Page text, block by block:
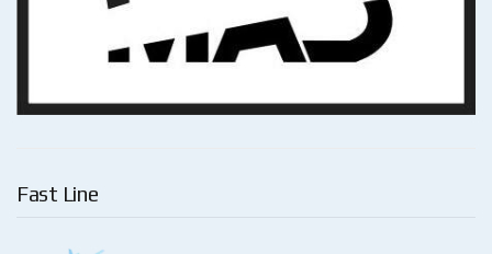
Fast Line